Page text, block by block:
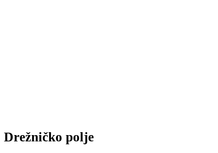
Drežničko polje